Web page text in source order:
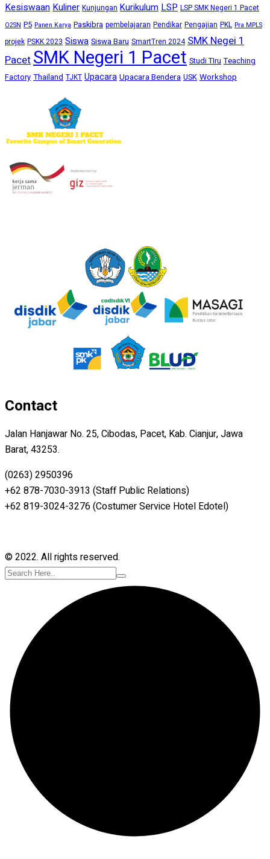
Kesiswaan Kuliner Kunjungan Kurikulum LSP LSP SMK Negeri 1 Pacet
O2SN P5 Panen Karya Paskibra pembelajaran Pendikar Pengajian PKL Pra MPLS
projek PSKK 2023 Siswa Siswa Baru SmartTren 2024 SMK Negei 1
PacetSMK Negeri 1 Pacet Studi TIru Teaching
Factory Thailand TJKT Upacara Upacara Bendera USK Workshop
Contact
Jalan Hanjawar No. 25, Cibodas, Pacet, Kab. Cianjur, Jawa
Barat, 43253.
(0263) 2950396
+62 878-7030-3913 (Staff Public Relations)
+62 819-3024-3276 (Costumer Service Hotel Edotel)
© 2022. All rights reserved.